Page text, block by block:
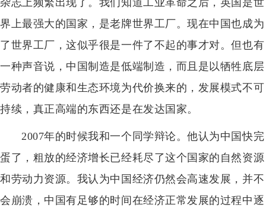
杂志上频繁出现了。我们知道工业革命之后，英国是世
界上最强大的国家，是老牌世界工厂。现在中国也成为
了世界工厂，这似乎很是一件了不起的事才对。但也有
一种声音说，中国制造是低端制造，而且是以牺牲底层
劳动者的健康和生态环境为代价换来的，发展模式不可
持续，真正高端的东西还是在发达国家。
2007年的时候我和一个同学辩论。他认为中国快完
蛋了，粗放的经济增长已经耗尽了这个国家的自然资源
和劳动力资源。我认为中国经济仍然会高速发展，并不
会崩溃，中国有足够的时间在经济正常发展的过程中逐